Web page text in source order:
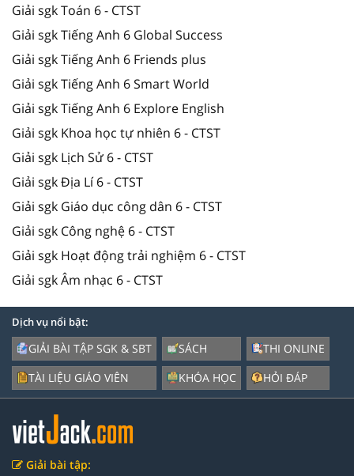
Giải sgk Toán 6 - CTST
Giải sgk Tiếng Anh 6 Global Success
Giải sgk Tiếng Anh 6 Friends plus
Giải sgk Tiếng Anh 6 Smart World
Giải sgk Tiếng Anh 6 Explore English
Giải sgk Khoa học tự nhiên 6 - CTST
Giải sgk Lịch Sử 6 - CTST
Giải sgk Địa Lí 6 - CTST
Giải sgk Giáo dục công dân 6 - CTST
Giải sgk Công nghệ 6 - CTST
Giải sgk Hoạt động trải nghiệm 6 - CTST
Giải sgk Âm nhạc 6 - CTST
Dịch vụ nổi bật:
GIẢI BÀI TẬP SGK & SBT
TÀI LIỆU GIÁO VIÊN
SÁCH
KHÓA HỌC
THI ONLINE
HỎI ĐÁP
Giải bài tập: